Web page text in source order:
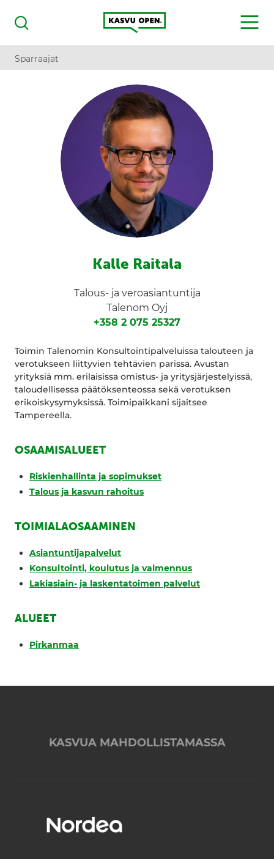
Haku
Kasvu Open
MENU
Sparraajat
Kalle Raitala
Talous- ja veroasiantuntija
Talenom Oyj
+358 2 075 25327
Toimin Talenomin Konsultointipalveluissa talouteen ja
verotukseen liittyvien tehtävien parissa. Avustan
yrityksiä mm. erilaisissa omistus- ja yritysjärjestelyissä,
taloudellisessa päätöksenteossa sekä verotuksen
erikoiskysymyksissä. Toimipaikkani sijaitsee
Tampereella.
OSAAMISALUEET
Riskienhallinta ja sopimukset
Talous ja kasvun rahoitus
TOIMIALAOSAAMINEN
Asiantuntijapalvelut
Konsultointi, koulutus ja valmennus
Lakiasiain- ja laskentatoimen palvelut
ALUEET
Pirkanmaa
KASVUA MAHDOLLISTAMASSA